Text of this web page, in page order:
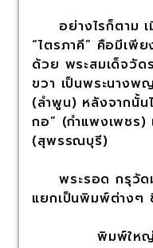
อย่างไรก็ตาม เ
“ไตรภาคี” คือมีเพี
ด้วย พระสมเด็จวัด
ขวา เป็นพระนาง
(ลำพูน) หลังจากนั้น
กอ” (กำแพงเพชร)
(สุพรรณบุรี)
พระรอด กรุวัดม
แยกเป็นพิมพ์ต่างๆ
พิมพ์ใหญ่